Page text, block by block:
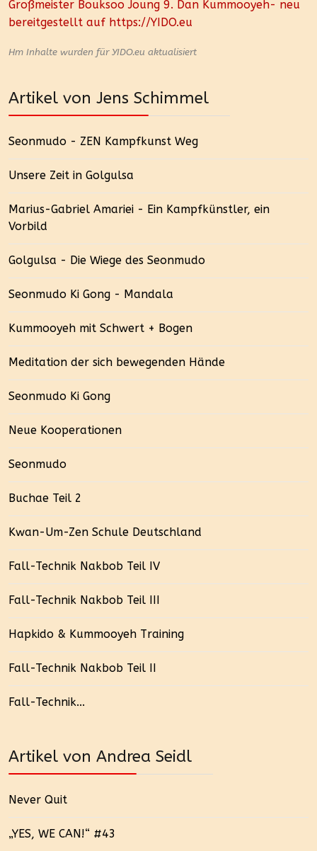
Hm Inhalte wurden für YIDO.eu aktualisiert
Artikel von Jens Schimmel
Seonmudo - ZEN Kampfkunst Weg
Unsere Zeit in Golgulsa
Marius-Gabriel Amariei - Ein Kampfkünstler, ein
Vorbild
Golgulsa - Die Wiege des Seonmudo
Seonmudo Ki Gong - Mandala
Kummooyeh mit Schwert + Bogen
Meditation der sich bewegenden Hände
Seonmudo Ki Gong
Neue Kooperationen
Seonmudo
Buchae Teil 2
Kwan-Um-Zen Schule Deutschland
Fall-Technik Nakbob Teil IV
Fall-Technik Nakbob Teil III
Hapkido & Kummooyeh Training
Fall-Technik Nakbob Teil II
Fall-Technik...
Artikel von Andrea Seidl
Never Quit
„YES, WE CAN!“ #43